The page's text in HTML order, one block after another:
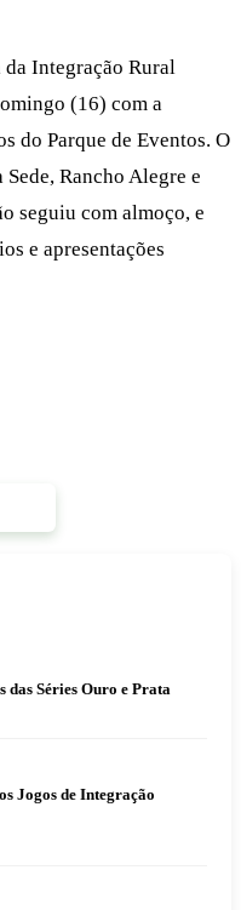
Integração Rural
(16) com a
do Parque de Eventos. O
Rancho Alegre e
seguiu com almoço, e
e apresentações
das Séries Ouro e Prata
Jogos de Integração